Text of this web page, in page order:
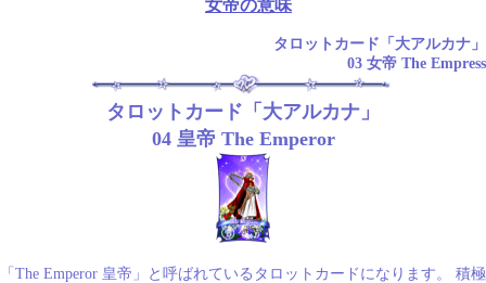
女帝の意味
タロットカード「大アルカナ」
03 女帝 The Empress
タロットカード「大アルカナ」
04 皇帝 The Emperor
「The Emperor 皇帝」と呼ばれているタロットカードになります。 積極